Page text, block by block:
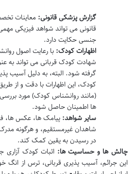
گزارش پزشکی قانونی: معاینات
قانونی می تواند شواهد فیزیکی مهمی
جنسی حکایت دارد.
اظهارات کودک: با رعایت اصول
شهادت کودک قربانی می تواند به
گرفته شود. البته، به دلیل آسیب
کودک، این اظهارات با دقت و از
(مانند روانشناس کودک) مورد
ها اطمینان حاصل شود.
سایر شواهد: پیامک ها، عکس ها،
شاهدان غیرمستقیم، و هرگونه
در رسیدن به یقین کمک کند.
چالش ها و حساسیت ها: اثبات کودک
این جرائم، آسیب پذیری قربانی، ترس از انگ